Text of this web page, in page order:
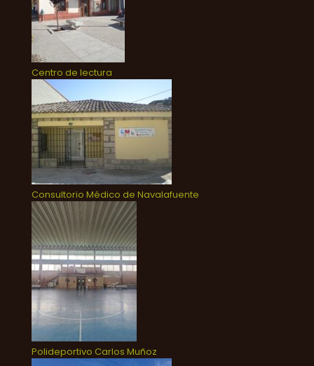
Centro de lectura
Consultorio Médico de Navalafuente
Polideportivo Carlos Muñoz